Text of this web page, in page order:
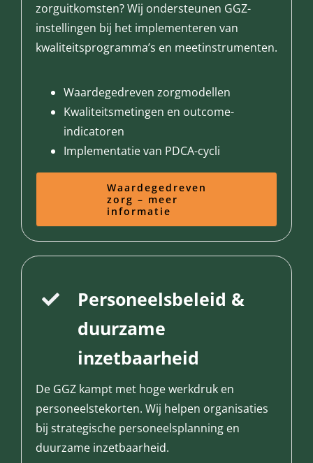
zorguitkomsten? Wij ondersteunen GGZ-
instellingen bij het implementeren van
kwaliteitsprogramma’s en meetinstrumenten.
Waardegedreven zorgmodellen
Kwaliteitsmetingen en outcome-
indicatoren
Implementatie van PDCA-cycli
Waardegedreven
zorg – meer
informatie
Personeelsbeleid &
duurzame
inzetbaarheid
De GGZ kampt met hoge werkdruk en
personeelstekorten. Wij helpen organisaties
bij strategische personeelsplanning en
duurzame inzetbaarheid.